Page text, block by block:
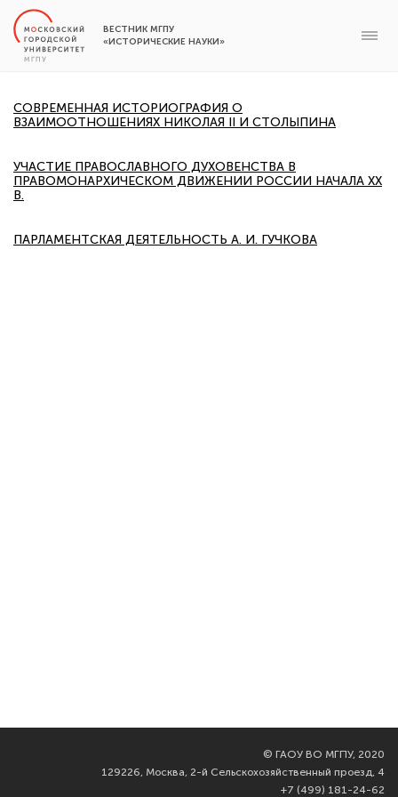
ВЕСТНИК МГПУ
«ИСТОРИЧЕСКИЕ НАУКИ»
СОВРЕМЕННАЯ ИСТОРИОГРАФИЯ О
ВЗАИМООТНОШЕНИЯХ НИКОЛАЯ II И СТОЛЫПИНА
УЧАСТИЕ ПРАВОСЛАВНОГО ДУХОВЕНСТВА В
ПРАВОМОНАРХИЧЕСКОМ ДВИЖЕНИИ РОССИИ НАЧАЛА XX
В.
ПАРЛАМЕНТСКАЯ ДЕЯТЕЛЬНОСТЬ А. И. ГУЧКОВА
© ГАОУ ВО МГПУ, 2020
129226, Москва, 2-й Сельскохозяйственный проезд, 4
+7 (499) 181-24-62